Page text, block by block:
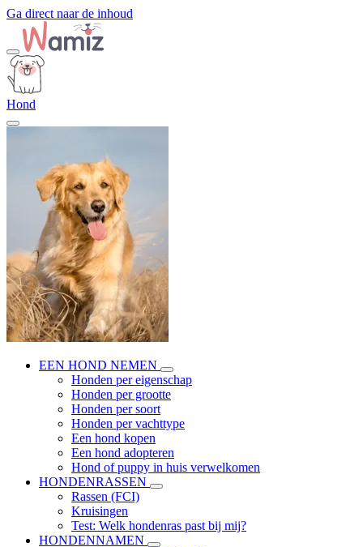
Ga direct naar de inhoud
Hond
EEN HOND NEMEN
Honden per eigenschap
Honden per grootte
Honden per soort
Honden per vachttype
Een hond kopen
Een hond adopteren
Hond of puppy in huis verwelkomen
HONDENRASSEN
Rassen (FCI)
Kruisingen
Test: Welk hondenras past bij mij?
HONDENNAMEN